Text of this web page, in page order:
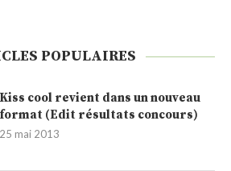
POPULAIRES
Kiss cool revient dans un nouveau
format (Edit résultats concours)
25 mai 2013